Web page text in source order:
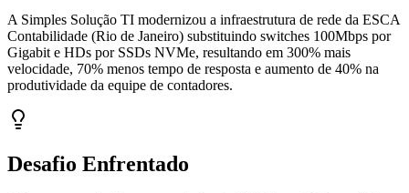
A Simples Solução TI modernizou a infraestrutura de rede da ESCA
Contabilidade (Rio de Janeiro) substituindo switches 100Mbps por
Gigabit e HDs por SSDs NVMe, resultando em 300% mais
velocidade, 70% menos tempo de resposta e aumento de 40% na
produtividade da equipe de contadores.
Desafio Enfrentado